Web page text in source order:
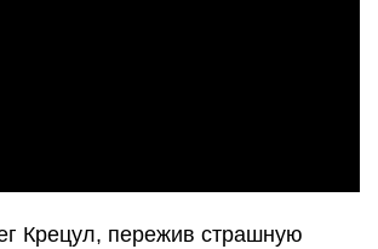
Крецул, пережив страшную